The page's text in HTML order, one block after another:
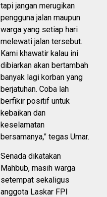
tapi jangan merugikan
pengguna jalan maupun
warga yang setiap hari
melewati jalan tersebut.
Kami khawatir kalau ini
dibiarkan akan bertambah
banyak lagi korban yang
berjatuhan. Coba lah
berfikir positif untuk
kebaikan dan
keselamatan
bersamanya,” tegas Umar.
Senada dikatakan
Mahbub, masih warga
setempat sekaligus
anggota Laskar FPI